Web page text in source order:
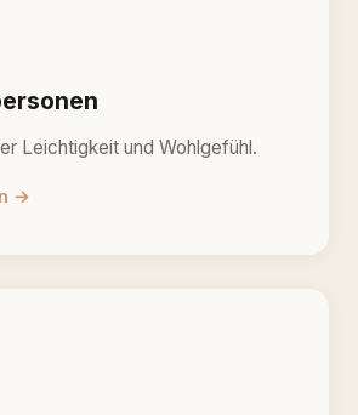
Leichtigkeit und Wohlgefühl.
→